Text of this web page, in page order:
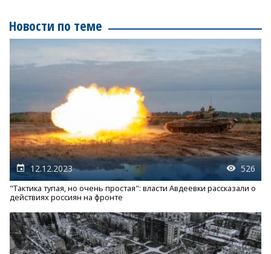
Новости по теме
12.12.2023 526
"Тактика тупая, но очень простая": власти Авдеевки рассказали о
действиях россиян на фронте